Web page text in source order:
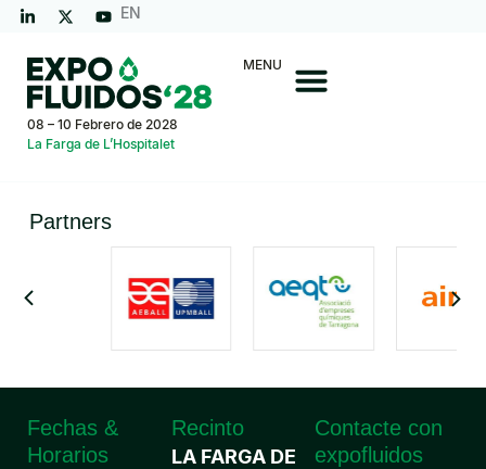
EN
08 – 10 Febrero de 2028
La Farga de L’Hospitalet
MENU
Partners
Fechas &
Horarios
Recinto
LA FARGA DE
Contacte con
expofluidos